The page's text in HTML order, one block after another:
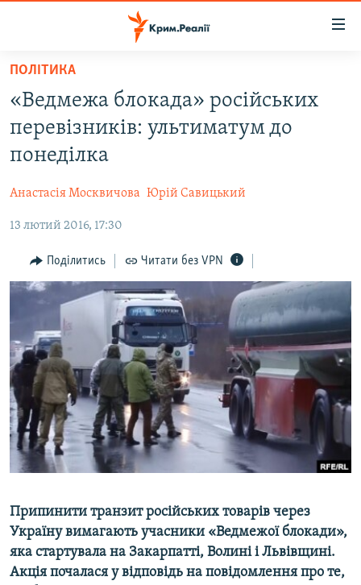
Перейти
основного
матеріалу
Перейти
до
основної
Перейти
пошуку
ВОДА.КРИМ
ВІДЕО ТА ФОТО
БЛОГИ
ПОГЛЯД
ІНТЕРВ'Ю
ВСЕ ЗА ДЕНЬ
СПЕЦПРОЕКТИ
ДЕПОРТАЦІЯ
ВІДЕОУРОКИ «ELIFBE»
СВІДЧЕННЯ ОКУПАЦІЇ
УКРАЇНСЬКА ПРОБЛЕМА КРИМУ
ІНФОГРАФІКА
ЯК ОБІЙТИ БЛОКУВАННЯ
Русский
Qırımtatar
ДОЛУЧАЙСЯ!
Усі сайти RFE/RL
ПОЛІТИКА
«Ведмежа блокада» російських
перевізників: ультиматум до
понеділка
Анастасія Москвичова Юрій Савицький
13 лютий 2016, 17:30
Поділитись Читати без VPN
Припинити транзит російських товарів через
Україну вимагають учасники «Ведмежої блокади»,
яка стартувала на Закарпатті, Волині і Львівщині.
Акція почалася у відповідь на повідомлення про те,